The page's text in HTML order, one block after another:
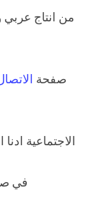
من انتاج
صفحة
الاجتماعية
في